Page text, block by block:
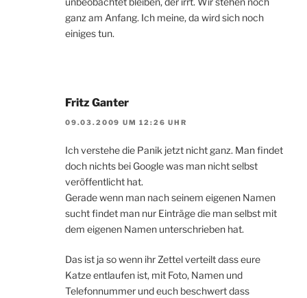
ganz am Anfang. Ich meine, da wird sich noch
einiges tun.
Fritz Ganter
09.03.2009 UM 12:26 UHR
Ich verstehe die Panik jetzt nicht ganz. Man findet
doch nichts bei Google was man nicht selbst
veröffentlicht hat.
Gerade wenn man nach seinem eigenen Namen
sucht findet man nur Einträge die man selbst mit
dem eigenen Namen unterschrieben hat.
Das ist ja so wenn ihr Zettel verteilt dass eure
Katze entlaufen ist, mit Foto, Namen und
Telefonnummer und euch beschwert dass